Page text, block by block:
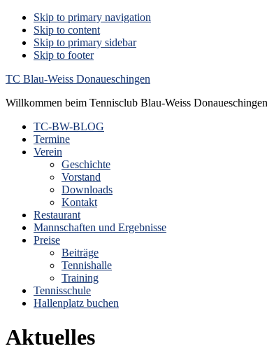
Skip to primary navigation
Skip to content
Skip to primary sidebar
Skip to footer
TC Blau-Weiss Donaueschingen
Willkommen beim Tennisclub Blau-Weiss
TC-BW-BLOG
Termine
Verein
Geschichte
Vorstand
Downloads
Kontakt
Restaurant
Mannschaften und Ergebnisse
Preise
Beiträge
Tennishalle
Training
Tennisschule
Hallenplatz buchen
Aktuelles